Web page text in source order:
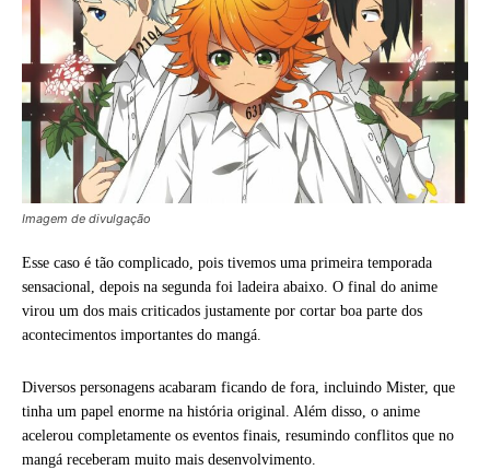
Imagem de divulgação
Esse caso é tão complicado, pois tivemos uma primeira temporada
sensacional, depois na segunda foi ladeira abaixo. O final do anime
virou um dos mais criticados justamente por cortar boa parte dos
acontecimentos importantes do mangá.
Diversos personagens acabaram ficando de fora, incluindo Mister, que
tinha um papel enorme na história original. Além disso, o anime
acelerou completamente os eventos finais, resumindo conflitos que no
mangá receberam muito mais desenvolvimento.